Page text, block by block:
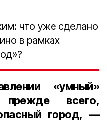
что уже сделано
в рамках
«умный»
всего,
город, —